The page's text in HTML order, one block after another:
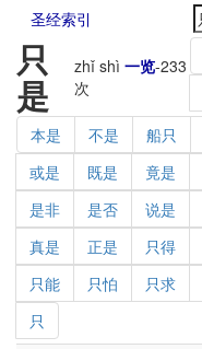
圣经索引
只
是
zhǐ shì 一览-233
次
本是
不是 船只
或是
既是 竟是
是非
是否 说是
真是
正是 只得
只能
只怕 只求
只